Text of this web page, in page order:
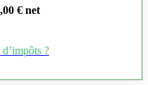
€ net
?